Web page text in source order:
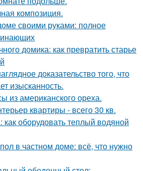
композиция.
своими руками: полное
домика: как превратить старье
доказательство того, что
изысканность.
из американского ореха.
квартиры - всего 30 кв.
оборудовать теплый водяной
в частном доме: всё, что нужно